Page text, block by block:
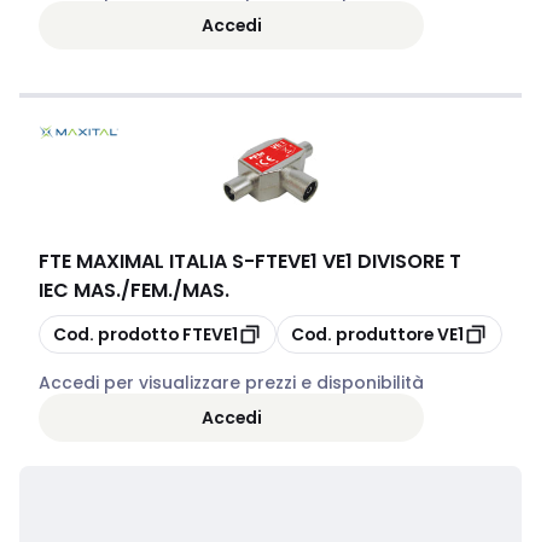
Accedi
FTE MAXIMAL ITALIA S-FTEVE1 VE1 DIVISORE T
IEC MAS./FEM./MAS.
copia
Cod. prodotto FTEVE1 copia
Cod. produttoreVE1
Accedi per visualizzare prezzi e disponibilità
Accedi